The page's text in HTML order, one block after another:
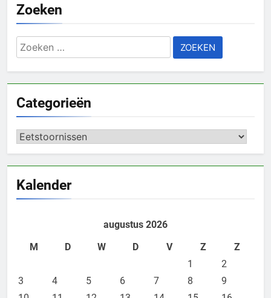
Zoeken
Zoeken
naar:
Categorieën
Categorieën
Kalender
augustus 2026
M
D W D V Z
Z
1
2
3
4 5 6 7 8
9